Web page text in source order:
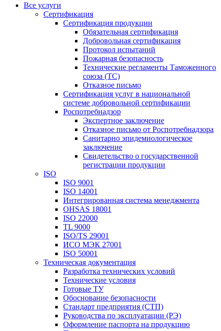
Все услуги
Сертификация
Сертификация продукции
Обязательная сертификация
Добровольная сертификация
Протокол испытаний
Пожарная безопасность
Технические регламенты Таможенного
союза (ТС)
Отказное письмо
Сертификация услуг в национальной
системе добровольной сертификации
Роспотребнадзор
Экспертное заключение
Отказное письмо от Роспотребнадзора
Санитарно эпидемиологическое
заключение
Свидетельство о государственной
регистрации продукции
ISO
ISO 9001
ISO 14001
Интегрированная система менеджмента
OHSAS 18001
ISO 22000
TL 9000
ISO/TS 29001
ИСО МЭК 27001
ISO 50001
Техническая документация
Разработка технических условий
Технические условия
Готовые ТУ
Обоснование безопасности
Стандарт предприятия (СТП)
Руководства по эксплуатации (РЭ)
Оформление паспорта на продукцию